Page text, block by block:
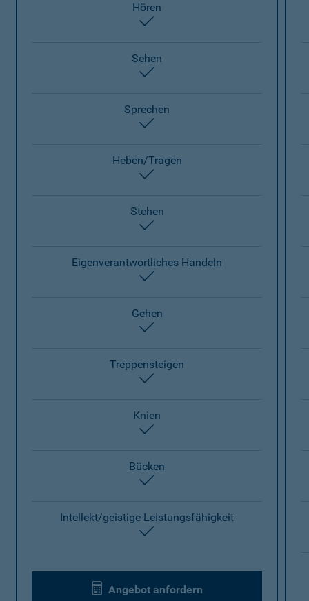
Hören
Sehen
Sprechen
Heben/Tragen
Stehen
Eigenverantwortliches Handeln
Gehen
Treppensteigen
Knien
Bücken
Intellekt/geistige Leistungsfähigkeit
Angebot anfordern